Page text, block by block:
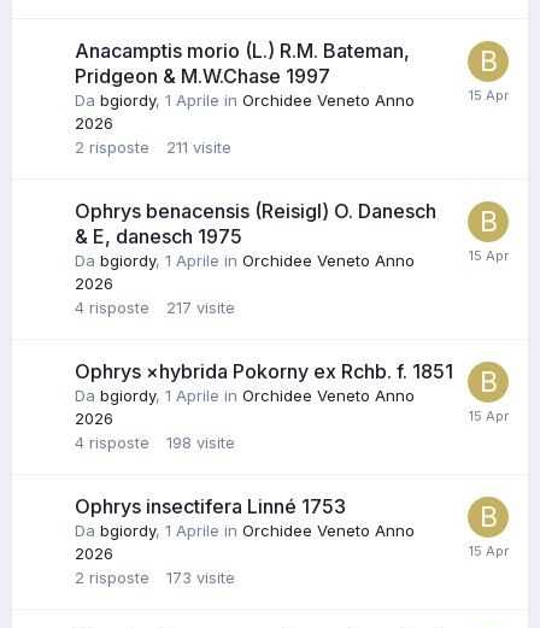
Anacamptis morio (L.) R.M. Bateman,
Pridgeon & M.W.Chase 1997
Da bgiordy, 1 Aprile in Orchidee Veneto Anno
2026
2 risposte 211 visite
Ophrys benacensis (Reisigl) O. Danesch
& E, danesch 1975
Da bgiordy, 1 Aprile in Orchidee Veneto Anno
2026
4 risposte 217 visite
Ophrys ×hybrida Pokorny ex Rchb. f. 1851
Da bgiordy, 1 Aprile in Orchidee Veneto Anno
2026
4 risposte 198 visite
Ophrys insectifera Linné 1753
Da bgiordy, 1 Aprile in Orchidee Veneto Anno
2026
2 risposte 173 visite